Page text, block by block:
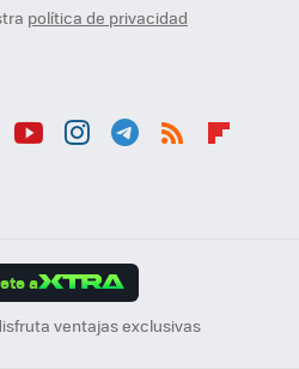
política de privacidad
a
ventajas exclusivas